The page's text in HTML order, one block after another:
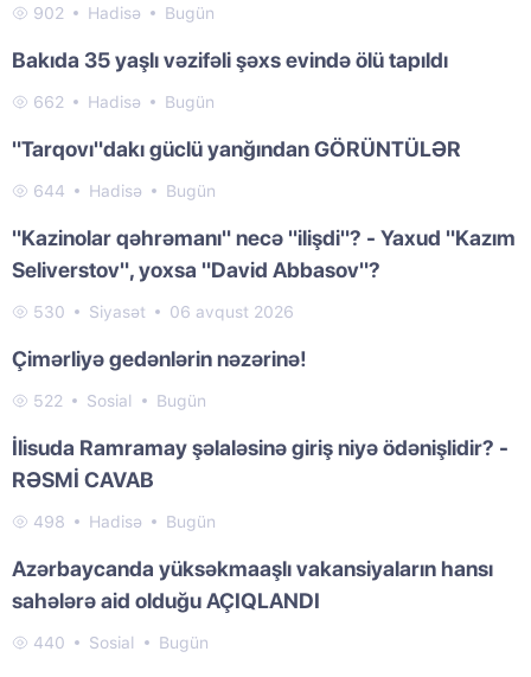
902 Hadisə Bugün
Bakıda 35 yaşlı vəzifəli şəxs evində ölü tapıldı
662 Hadisə Bugün
"Tarqovı"dakı güclü yanğından GÖRÜNTÜLƏR
644 Hadisə Bugün
"Kazinolar qəhrəmanı" necə "ilişdi"? - Yaxud "Kazım
Seliverstov", yoxsa "David Abbasov"?
530 Siyasət 06 avqust 2026
Çimərliyə gedənlərin nəzərinə!
522 Sosial Bugün
İlisuda Ramramay şəlaləsinə giriş niyə ödənişlidir? -
RƏSMİ CAVAB
498 Hadisə Bugün
Azərbaycanda yüksəkmaaşlı vakansiyaların hansı
sahələrə aid olduğu AÇIQLANDI
440 Sosial Bugün